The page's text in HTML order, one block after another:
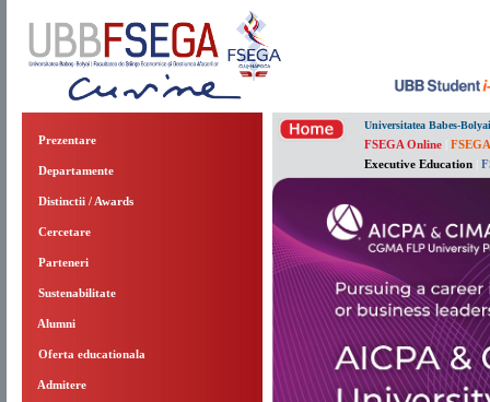
Prezentare
Departamente
Distinctii / Awards
Cercetare
Parteneri
Sustenabilitate
Alumni
Oferta educationala
Admitere
Universitatea Babes-Bolyai
FSEGA Online
Executive Education